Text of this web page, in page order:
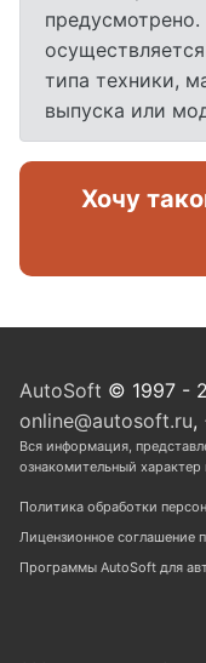
предусмотрено.
типа техники,
выпуска или
Хочу
AutoSoft © 1997 -
online@autosoft.ru,
Вся информация,
ознакомительный характер
Политика обработки
Лицензионное соглашение
Программы AutoSoft для